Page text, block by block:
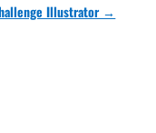
Illustrator→